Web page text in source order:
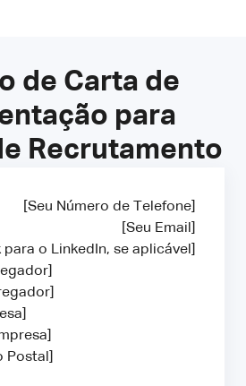
de Carta de
para
Recrutamento
[Seu Número de Telefone]
[Seu Email]
para o LinkedIn, se aplicável]
Postal]